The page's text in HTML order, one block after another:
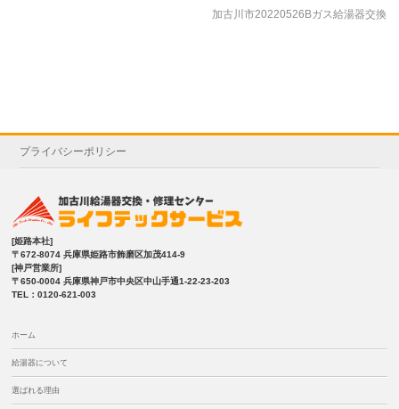
加古川市20220526Bガス給湯器交換
プライバシーポリシー
[姫路本社]
〒672-8074 兵庫県姫路市飾磨区加茂414-9
[神戸営業所]
〒650-0004 兵庫県神戸市中央区中山手通1-22-23-203
TEL：0120-621-003
ホーム
給湯器について
選ばれる理由